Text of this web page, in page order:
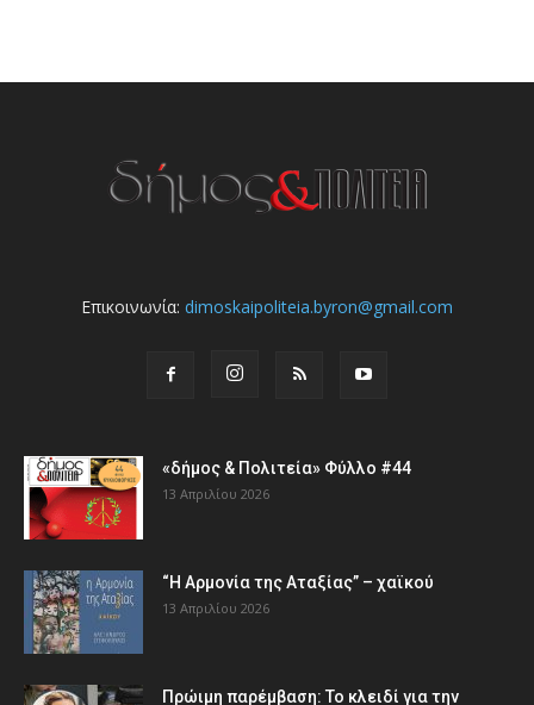
Επικοινωνία: dimoskaipoliteia.byron@gmail.com
«δήμος & Πολιτεία» Φύλλο #44
13 Απριλίου 2026
“Η Αρμονία της Αταξίας” – χαϊκού
13 Απριλίου 2026
Πρώιμη παρέμβαση: Το κλειδί για την